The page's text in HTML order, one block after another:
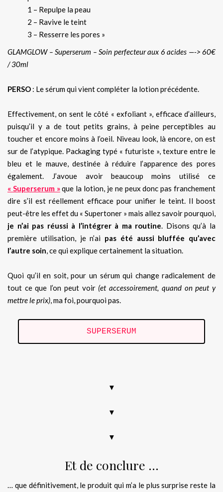
1 – Repulpe la peau
2 – Ravive le teint
3 – Resserre les pores »
GLAMGLOW – Superserum – Soin perfecteur aux 6 acides —-> 60€
/ 30ml
PERSO : Le sérum qui vient compléter la lotion précédente.
Effectivement, on sent le côté « exfoliant », efficace d’ailleurs,
puisqu’il y a de tout petits grains, à peine perceptibles au
toucher et encore moins à l’oeil. Niveau look, là encore, on est
sur de l’atypique. Packaging typé « futuriste », texture entre le
bleu et le mauve, destinée à réduire l’apparence des pores
également. J’avoue avoir beaucoup moins utilisé ce
« Superserum »que la lotion, je ne peux donc pas franchement
dire s’il est réellement efficace pour unifier le teint. Il boost
peut-être les effet du « Supertoner » mais allez savoir pourquoi,
je n’ai pas réussi à l’intégrer à ma routine . Disons qu’à la
première utilisation, je n’ai pas été aussi bluffée qu’avec
l’autre soin , ce qui explique certainement la situation.
Quoi qu’il en soit, pour un sérum qui change radicalement de
tout ce que l’on peut voir(et accessoirement, quand on peut y
mettre le prix) , ma foi, pourquoi pas.
SUPERSERUM
▼
▼
▼
Et de conclure …
… que définitivement, le produit qui m’a le plus surprise reste la